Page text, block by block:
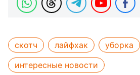
скотч лайфхак
уборка
интересные новости